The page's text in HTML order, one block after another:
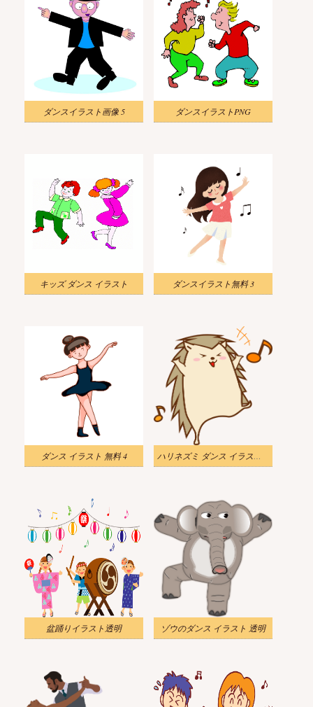
ダンスイラスト画像 5 ダンスイラストPNG
キッズ ダンス イラスト ダンスイラスト無料 3
ダンス イラスト 無料 4 ハリネズミ ダンス イラスト 透明
盆踊りイラスト透明 ゾウのダンス イラスト 透明